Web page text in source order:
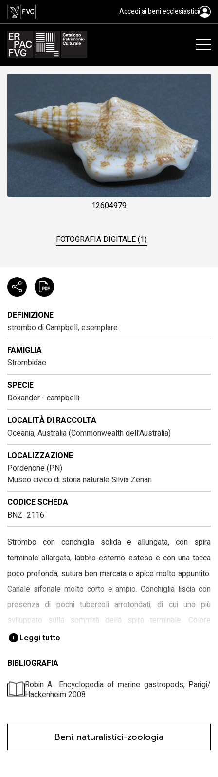
strombo di Campbell,Accedi ai beni ecclesiastici
12604979
FOTOGRAFIA DIGITALE (1)
DEFINIZIONE
strombo di Campbell, esemplare
FAMIGLIA
Strombidae
SPECIE
Doxander - campbelli
LOCALITÀ DI RACCOLTA
Oceania, Australia (Commonwealth dell'Australia)
LOCALIZZAZIONE
Pordenone (PN)
Museo civico di storia naturale Silvia Zenari
CODICE SCHEDA
BNZ_2116
Strombo con conchiglia solida e allungata, con spira
terminale allargata, labbro esterno esteso e con una tacca
poco profonda, sutura ben marcata e apice molto appuntito.
Canale sifonale molto corto e ampio. Conchiglia liscia con
presenza di pochi tubercoli arrotondati, di cui uno più
sviluppato sulla sommità della spira terminale. Colore
bianco con striature arancioni.
Leggi tutto
BIBLIOGRAFIA
Robin A., Encyclopedia of marine gastropods, Parigi/
Hackenheim 2008
Beni naturalistici-zoologia